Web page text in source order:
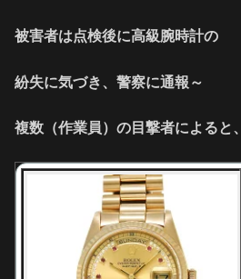
被害者は点検後に高級腕時計の
紛失に気づき、警察に通報～
複数（作業員）の目撃者によると、